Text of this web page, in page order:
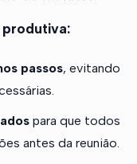
passos, evitando
para que todos
antes da reunião.